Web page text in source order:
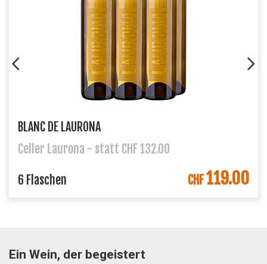
BLANC DE LAURONA
Celler Laurona - statt CHF 132.00
6 Flaschen CHF119.00
Ein Wein, der begeistert